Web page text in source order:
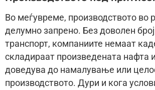
Во меѓувреме, производството во
делумно запрено. Без доволен
транспорт, компаниите немаат
складираат произведената нафта
доведува до намалување или
производството. Дури и кога